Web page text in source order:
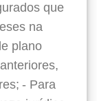
que
na
plano
- Para